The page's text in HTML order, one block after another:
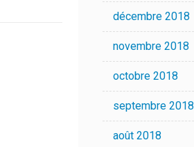
décembre 2018
novembre 2018
octobre 2018
septembre 2018
août 2018